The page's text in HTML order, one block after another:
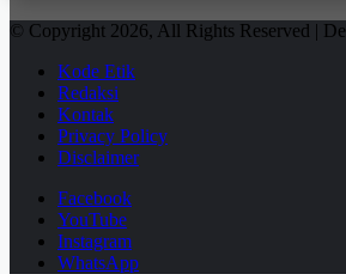
© Copyright 2026, All Rights Reserved |
Kode Etik
Redaksi
Kontak
Privacy Policy
Disclaimer
Facebook
YouTube
Instagram
WhatsApp